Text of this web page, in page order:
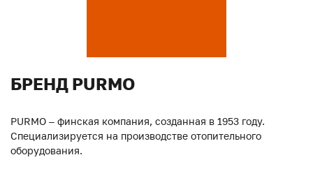
БРЕНД PURMO
PURMO – финская компания, созданная в 1953 году.
Специализируется на производстве отопительного
оборудования.